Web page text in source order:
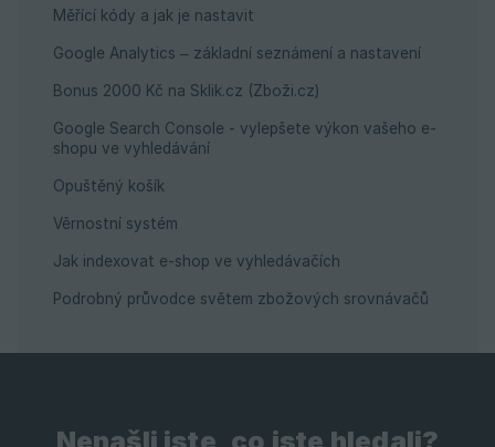
Měřící kódy a jak je nastavit
Google Analytics – základní seznámení a nastavení
Bonus 2000 Kč na Sklik.cz (Zboži.cz)
Google Search Console - vylepšete výkon vašeho e-
shopu ve vyhledávání
Opuštěný košík
Věrnostní systém
Jak indexovat e-shop ve vyhledávačích
Podrobný průvodce světem zbožových srovnávačů